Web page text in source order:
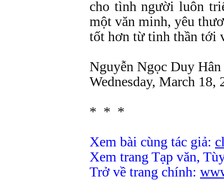
cho tình người luôn
một văn minh, yêu
tốt hơn từ tinh thần tới
Nguyễn Ngọc Duy Hân
Wednesday, March 18,
* * *
Xem bài cùng tác giả:
Xem trang Tạp văn,
Trở về trang chính: